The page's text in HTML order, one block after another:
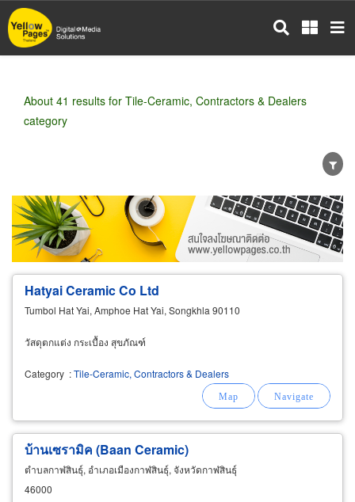
Skip
to
main
About 41 results for Tile-Ceramic, Contractors & Dealers
category
Wholesale Retail Manufacturer
Dealer
Exporter/Importer
Service Business
Hatyai Ceramic Co Ltd
Tumbol Hat Yai, Amphoe Hat Yai, Songkhla 90110
วัสดุตกแต่ง กระเบื้อง สุขภัณฑ์
Category :Tile-Ceramic, Contractors & Dealers
บ้านเซรามิค (Baan Ceramic)
ตำบลกาฬสินธุ์, อำเภอเมืองกาฬสินธุ์, จังหวัดกาฬสินธุ์
46000